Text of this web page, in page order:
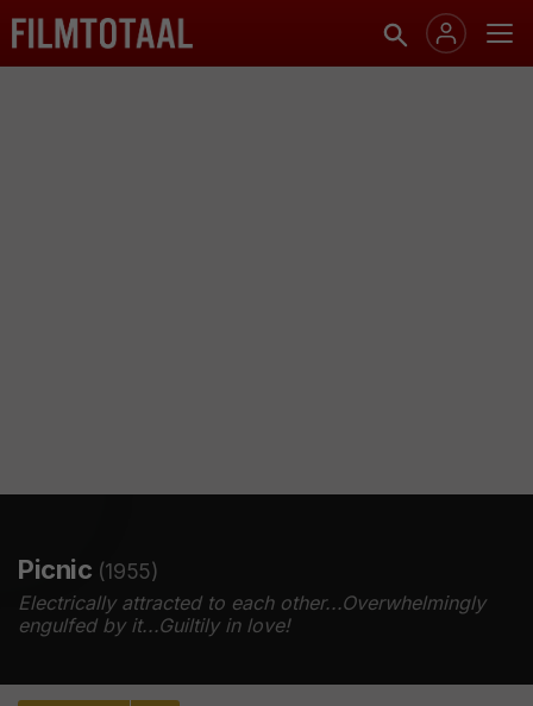
Picnic (1955)
Electrically attracted to each other...Overwhelmingly
engulfed by it...Guiltily in love!